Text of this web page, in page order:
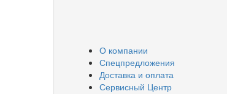
О компании
Спецпредложения
Доставка и оплата
Сервисный Центр